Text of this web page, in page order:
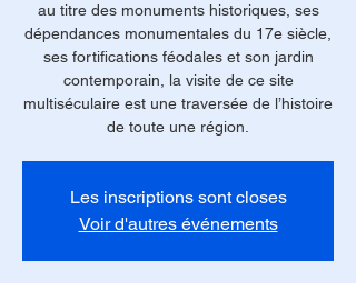
au titre des monuments historiques, ses
dépendances monumentales du 17e siècle,
ses fortifications féodales et son jardin
contemporain, la visite de ce site
multiséculaire est une traversée de l’histoire
de toute une région.
Les inscriptions sont closes
Voir d'autres événements